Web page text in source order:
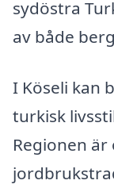
sydöstra
av både
I Köseli kan
turkisk
Regionen är